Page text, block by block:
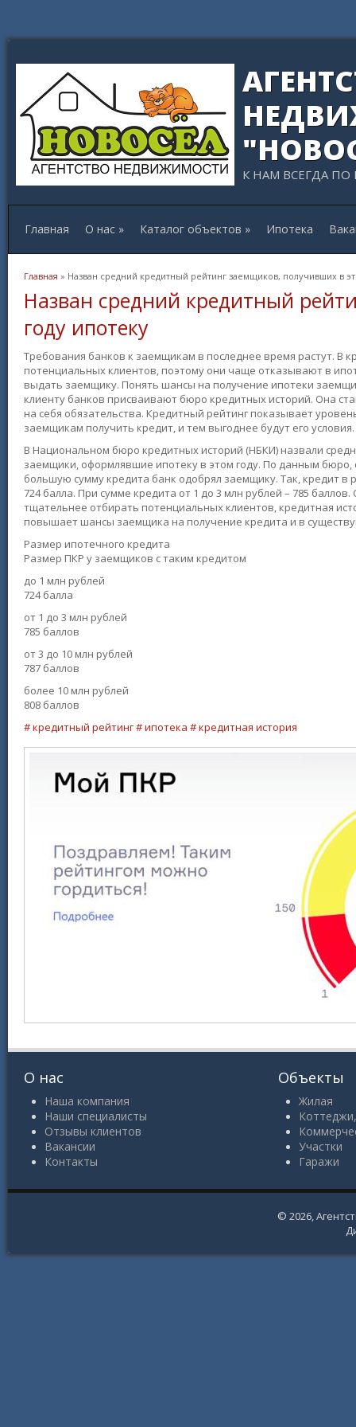
К НАМ ВСЕГДА ПО
Главная О нас » Каталог объектов » Ипотека
Вы здесь
Главная » Назван средний кредитный рейтинг заемщиков, получивших в
Назван средний кредитный
году ипотеку
Требования банков к заемщикам в последнее время растут. В
потенциальных клиентов, поэтому они чаще отказывают в
выдать заемщику. Понять шансы на получение ипотеки
клиенту банков присваивают бюро кредитных историй. Она
на себя обязательства. Кредитный рейтинг показывает
заемщикам получить кредит, и тем выгоднее будут его условия.
В Национальном бюро кредитных историй (НБКИ) назвали
заемщики, оформлявшие ипотеку в этом году. По данным
большую сумму кредита банк одобрял заемщику. Так, кредит
724 балла. При сумме кредита от 1 до 3 млн рублей – 785
тщательнее отбирать потенциальных клиентов, кредитная
повышает шансы заемщика на получение кредита и в
Размер ипотечного кредита
Размер ПКР у заемщиков с таким кредитом
до 1 млн рублей
724 балла
от 1 до 3 млн рублей
785 баллов
от 3 до 10 млн рублей
787 баллов
более 10 млн рублей
808 баллов
# кредитный рейтинг# ипотека # кредитная история
О нас
Наша компания
Наши специалисты
Отзывы клиентов
Вакансии
Контакты
Объекты
Жилая
Участки
Гаражи
© 2026,